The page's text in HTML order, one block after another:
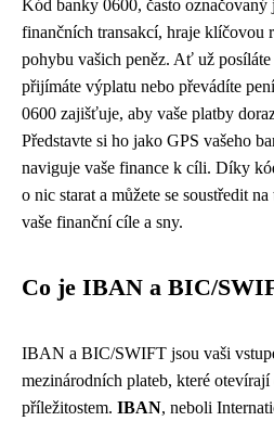
Kód banky 0600, často
finančních transakcí, hraje klíčovou
pohybu vašich peněz. Ať už
přijímáte výplatu nebo převádíte
0600 zajišťuje, aby vaše platby
Představte si ho jako GPS vašeho
naviguje vaše finance k cíli. Díky
o nic starat a můžete se soustředit
vaše finanční cíle a sny.
Co je IBAN a BIC/
IBAN a BIC/SWIFT jsou vaši
mezinárodních plateb, které
příležitostem. IBAN, neboli